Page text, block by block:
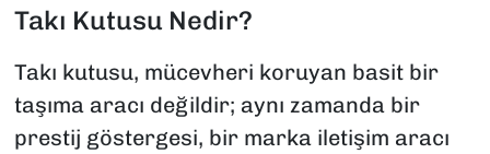
Takı Kutusu Nedir?
Takı kutusu, mücevheri koruyan basit bir
taşıma aracı değildir; aynı zamanda bir
prestij göstergesi, bir marka iletişim aracı